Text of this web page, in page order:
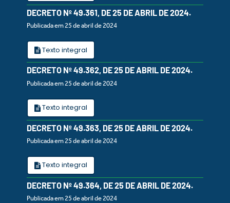
DECRETO Nº 49.361, DE 25 DE ABRIL DE 2024.
Publicada em 25 de abril de 2024
Texto integral
DECRETO Nº 49.362, DE 25 DE ABRIL DE 2024.
Publicada em 25 de abril de 2024
Texto integral
DECRETO Nº 49.363, DE 25 DE ABRIL DE 2024.
Publicada em 25 de abril de 2024
Texto integral
DECRETO Nº 49.364, DE 25 DE ABRIL DE 2024.
Publicada em 25 de abril de 2024